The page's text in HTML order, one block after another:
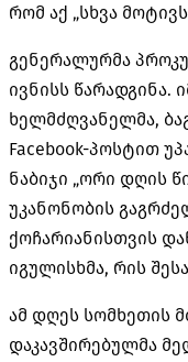
რომ აქ „სხვა
გენერალურმა
ივნისს წარადგინა.
ხელმძღვანელმა,
Facebook-პოსტით
ნაბიჯი „ორი დღის
უკანონობის
ქოჩარიანისთვის
იგულისხმა, რის
ამ დღეს სომხეთის
დაკავშირებულმა